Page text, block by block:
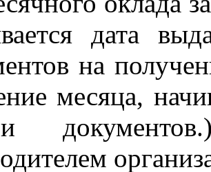
дата
на
месяца,